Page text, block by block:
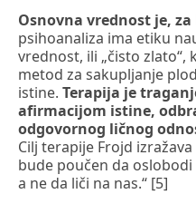
Osnovna vrednost je,
psihoanaliza ima etiku
vrednost, ili „čisto zlato“,
metod za sakupljanje
istine. Terapija je
afirmacijom istine,
odgovornog ličnog
Cilj terapije Frojd
bude poučen da
a ne da liči na nas.“ [5]